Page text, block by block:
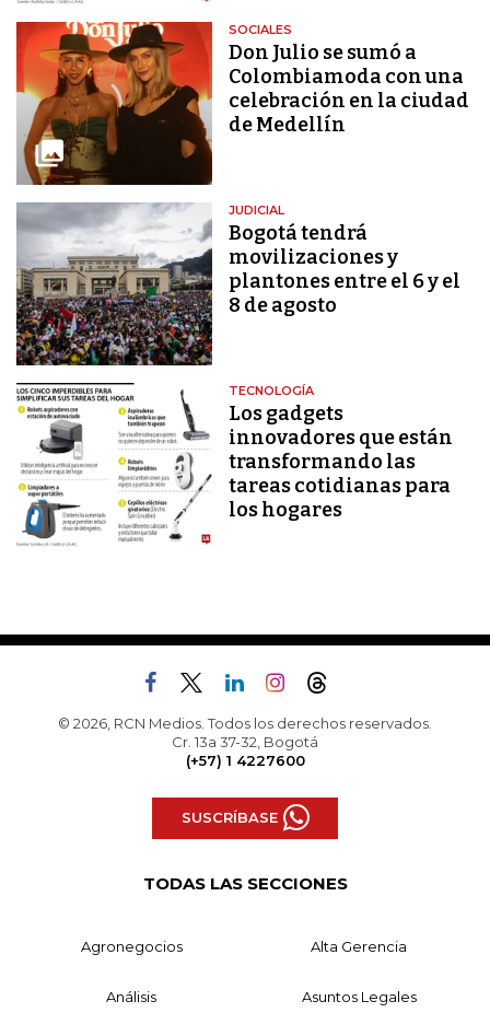
SOCIALES
Don Julio se sumó a
Colombiamoda con una
celebración en la ciudad
de Medellín
JUDICIAL
Bogotá tendrá
movilizaciones y
plantones entre el 6 y el
8 de agosto
TECNOLOGÍA
Los gadgets
innovadores que están
transformando las
tareas cotidianas para
los hogares
© 2026, RCN Medios. Todos los derechos reservados.
Cr. 13a 37-32, Bogotá
(+57) 1 4227600
SUSCRÍBASE
TODAS LAS SECCIONES
Agronegocios Alta Gerencia
Análisis Asuntos Legales